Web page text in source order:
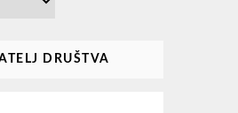
DRUŠTVA